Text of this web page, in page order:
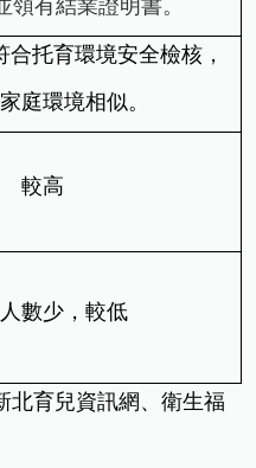
領有結業證明書。
合托育環境安全檢核，
庭環境相似。
較高
數少，較低
北育兒資訊網、衛生福